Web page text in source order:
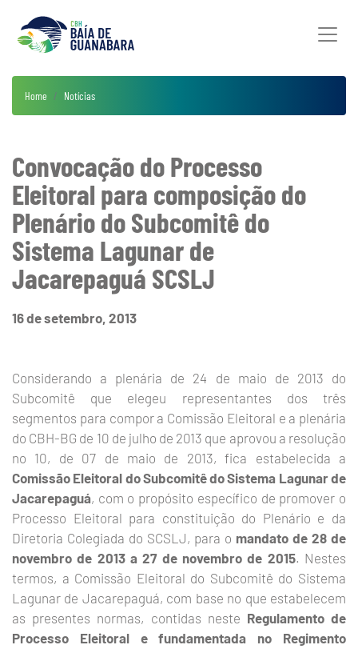
Home Notícias
Convocação do Processo
Eleitoral para composição do
Plenário do Subcomitê do
Sistema Lagunar de
Jacarepaguá SCSLJ
16 de setembro, 2013
Considerando a plenária de 24 de maio de 2013 do
Subcomitê que elegeu representantes dos três
segmentos para compor a Comissão Eleitoral e a plenária
do CBH-BG de 10 de julho de 2013 que aprovou a resolução
no 10, de 07 de maio de 2013, fica estabelecida a
Comissão Eleitoral do Subcomitê do Sistema Lagunar de
Jacarepaguá, com o propósito específico de promover o
Processo Eleitoral para constituição do Plenário e da
Diretoria Colegiada do SCSLJ, para o mandato de 28 de
novembro de 2013 a 27 de novembro de 2015. Nestes
termos, a Comissão Eleitoral do Subcomitê do Sistema
Lagunar de Jacarepaguá, com base no que estabelecem
as presentes normas, contidas neste Regulamento de
Processo Eleitoral e fundamentada no Regimento